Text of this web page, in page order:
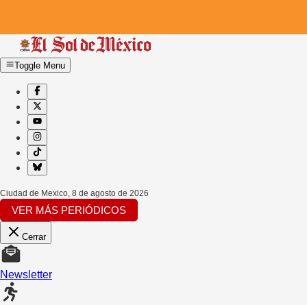
Toggle Menu
Ciudad de Mexico, 8 de agosto de 2026
VER MÁS PERIÓDICOS
Cerrar
Newsletter